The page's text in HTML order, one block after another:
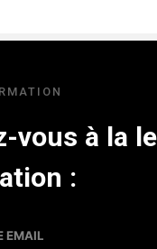
vous à la
: